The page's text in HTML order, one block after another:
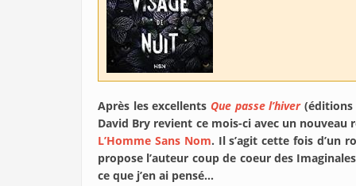
Après les excellents Que passe l’hiver(éditions
David Bry revient ce mois-ci avec un
L’Homme Sans Nom. Il s’agit cette fois d’un
propose l’auteur coup de coeur des
ce que j’en ai pensé…